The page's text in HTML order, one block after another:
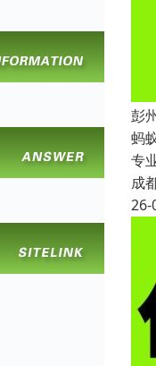
彭
蚂
专
成
26-